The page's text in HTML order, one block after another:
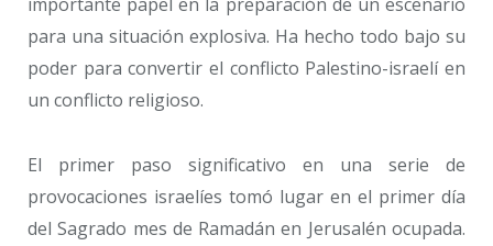
para una situación explosiva. Ha hecho todo bajo su
poder para convertir el conflicto Palestino-israelí en
un conflicto religioso.
El primer paso significativo en una serie de
provocaciones israelíes tomó lugar en el primer día
del Sagrado mes de Ramadán en Jerusalén ocupada.